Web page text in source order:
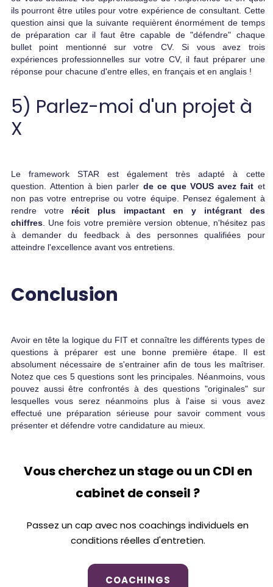
ils pourront être utiles pour votre expérience de consultant. Cette
question ainsi que la suivante requièrent énormément de temps
de préparation car il faut être capable de "défendre" chaque
bullet point mentionné sur votre CV. Si vous avez trois
expériences professionnelles sur votre CV, il faut préparer une
réponse pour chacune d'entre elles, en français et en anglais !
5) Parlez-moi d'un projet à
X
Le framework STAR est également très adapté à cette
question. Attention à bien parler de ce que VOUS avez fait et
non pas votre entreprise ou votre équipe. Pensez également à
rendre votre récit plus impactant en y intégrant des
chiffres. Une fois votre première version obtenue, n'hésitez pas
à demander du feedback à des personnes qualifiées pour
atteindre l'excellence avant vos entretiens.
Conclusion
Avoir en tête la logique du FIT et connaître les différents types de
questions à préparer est une bonne première étape. Il est
absolument nécessaire de s'entrainer afin de tous les maîtriser.
Notez que ces 5 questions sont les principales. Néanmoins, vous
pouvez aussi être confrontés à des questions "originales" sur
lesquelles vous serez néanmoins plus à l'aise si vous avez
effectué une préparation sérieuse pour savoir comment vous
présenter et défendre votre candidature au mieux.
Vous cherchez un stage ou un CDI en
cabinet de conseil ?
Passez un cap avec nos coachings individuels en
conditions réelles d'entretien.
COACHINGS